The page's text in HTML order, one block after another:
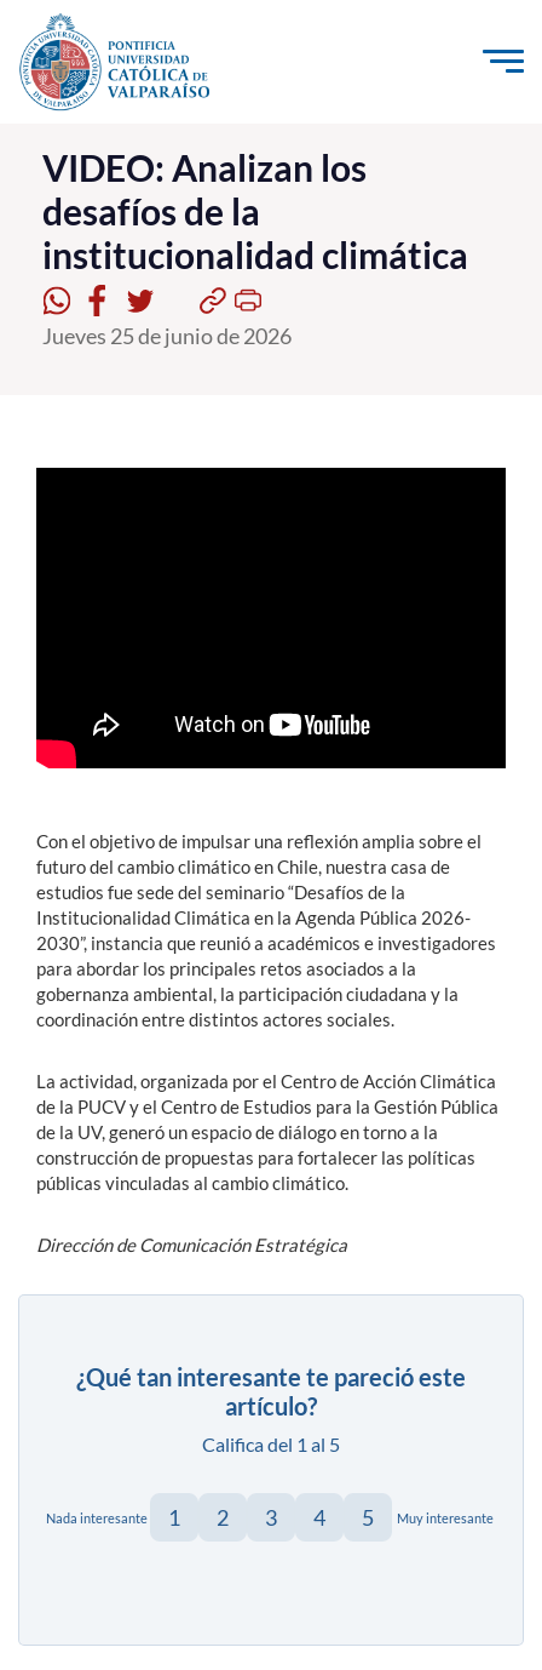
Click acá para ir directamente al contenido
La Universidad
Investigación, Creación e Innovación
PUCV Internacional
Vinculación con el Medio
Alumni
English
VIDEO: Analizan los
desafíos de la
institucionalidad climática
Jueves 25 de junio de 2026
Con el objetivo de impulsar una reflexión amplia sobre el
futuro del cambio climático en Chile, nuestra casa de
estudios fue sede del seminario “Desafíos de la
Institucionalidad Climática en la Agenda Pública 2026-
2030”, instancia que reunió a académicos e investigadores
para abordar los principales retos asociados a la
gobernanza ambiental, la participación ciudadana y la
coordinación entre distintos actores sociales.
La actividad, organizada por el Centro de Acción Climática
de la PUCV y el Centro de Estudios para la Gestión Pública
de la UV, generó un espacio de diálogo en torno a la
construcción de propuestas para fortalecer las políticas
públicas vinculadas al cambio climático.
Dirección de Comunicación Estratégica
¿Qué tan interesante te pareció este
artículo?
Califica del 1 al 5
Nada interesante 1 2 3 4 5 Muy interesante